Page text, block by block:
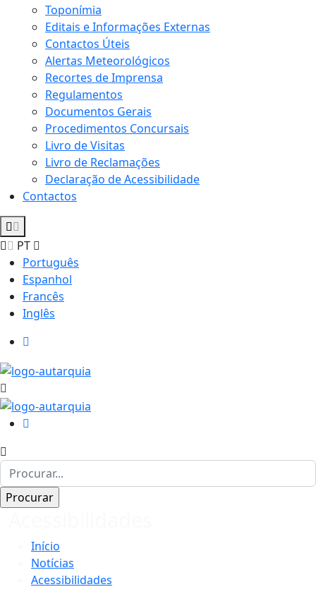
Toponímia
Editais e Informações Externas
Contactos Úteis
Alertas Meteorológicos
Recortes de Imprensa
Regulamentos
Documentos Gerais
Procedimentos Concursais
Livro de Visitas
Livro de Reclamações
Declaração de Acessibilidade
Contactos
PT
Português
Espanhol
Francês
Inglês
Início
Notícias
Acessibilidades